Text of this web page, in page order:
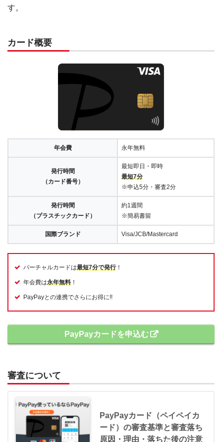
す。
カード概要
年会費 永年無料
発行時間
（カード番号）
最短即日・即時
最短7分
※申込5分・審査2分
発行時間
（プラスチックカード）
約1週間
※簡易書留
国際ブランド Visa/JCB/Mastercard
バーチャルカードは最短7分で発行！
年会費は永年無料 ！
PayPayとの連携でさらにお得に!!
PayPayカードを申込む
審査について
PayPayカード（ペイペイカ
ード）の審査基準と審査落ち
原因・理由・落ちた後の注意